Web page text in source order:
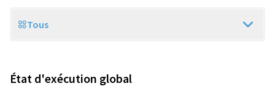
Scope
Tous
État d'exécution global